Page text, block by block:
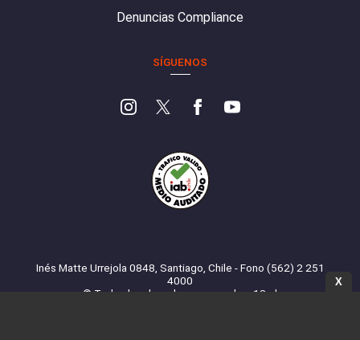
Denuncias Compliance
SÍGUENOS
Inés Matte Urrejola 0848, Santiago, Chile - Fono (562) 2 251
4000
© Todos los derechos reservados. 13.cl
X